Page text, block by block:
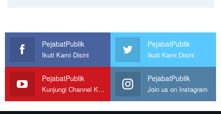
PejabatPublik
Ikuti Kami Disini
PejabatPublik
Ikuti Kami Disini
PejabatPublik
Kunjungi Channel Kami
PejabatPublik
Join us on Instagram